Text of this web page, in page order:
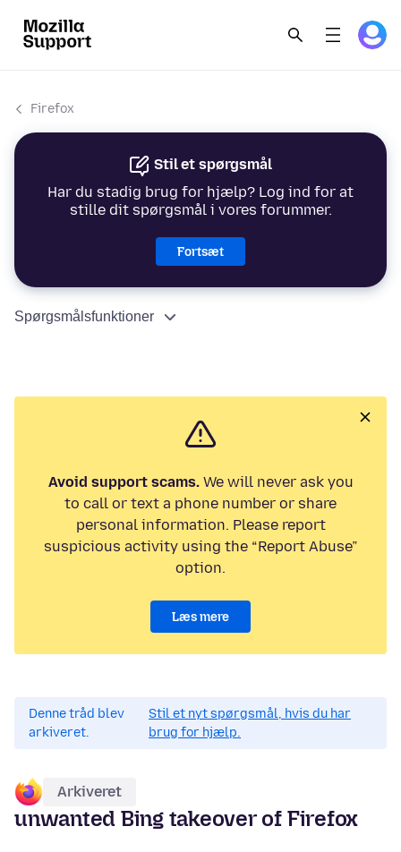
Firefox
Stil et spørgsmål
Har du stadig brug for hjælp? Log ind for at
stille dit spørgsmål i vores forummer.
Fortsæt
Spørgsmålsfunktioner
Avoid support scams.We will never ask you
to call or text a phone number or share
personal information. Please report
suspicious activity using the “Report Abuse”
option.
Læs mere
Denne tråd blev
arkiveret.
Stil et nyt spørgsmål, hvis du har
brug for hjælp.
Arkiveret
unwanted Bing takeover of Firefox